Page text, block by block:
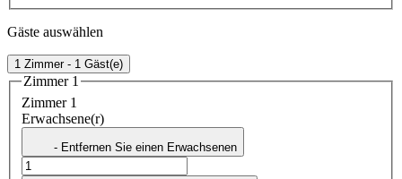
Gäste auswählen
1 Zimmer - 1 Gäst(e)
Zimmer 1
Zimmer 1
Erwachsene(r)
- Entfernen Sie einen Erwachsenen